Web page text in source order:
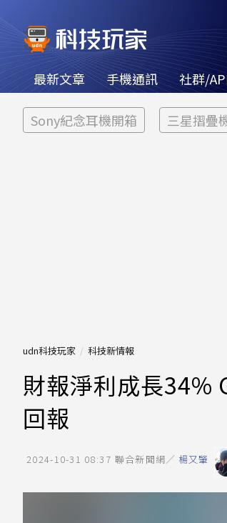
最新文章 手機通訊 社群/
Sony紀念耳機開箱 三星摺疊
udn科技玩家 科技新情報
財報淨利成長34%
回報
2024-10-31 08:37 聯合新聞網／ 楊又肇